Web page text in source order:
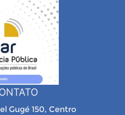
Gugé 150, Centro